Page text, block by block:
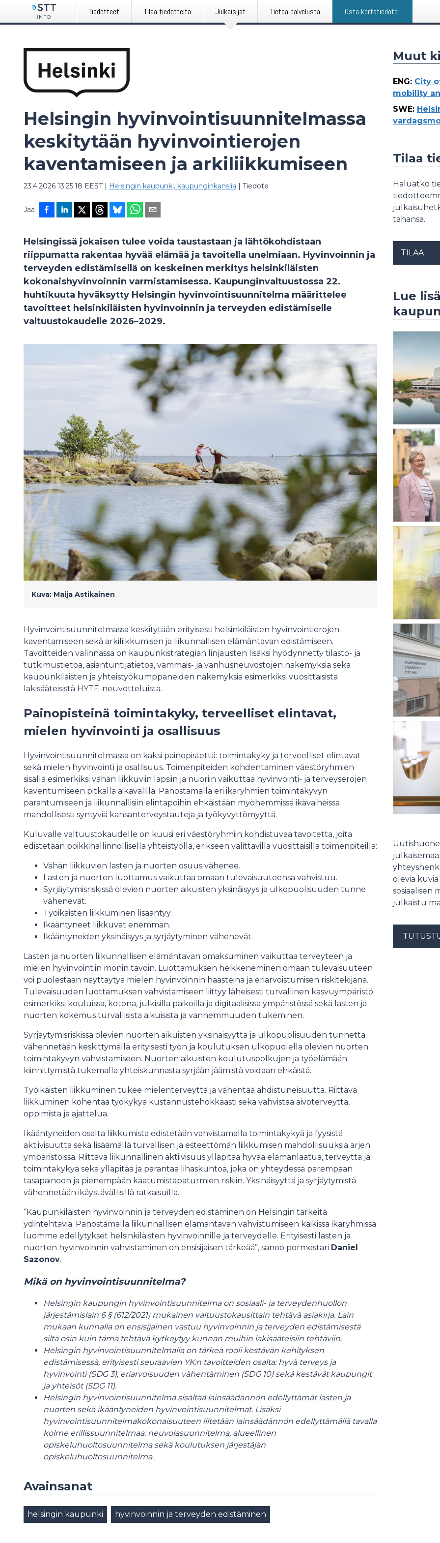
Tiedotteet Tilaa tiedotteita Julkaisijat Tietoa palvelusta Osta kertatiedote
Helsingin hyvinvointisuunnitelmassa
keskitytään hyvinvointierojen
kaventamiseen ja arkiliikkumiseen
23.4.2026 13:25:18 EEST| Helsingin kaupunki, kaupunginkanslia | Tiedote
Jaa
Helsingissä jokaisen tulee voida taustastaan ja lähtökohdistaan
riippumatta rakentaa hyvää elämää ja tavoitella unelmiaan. Hyvinvoinnin ja
terveyden edistämisellä on keskeinen merkitys helsinkiläisten
kokonaishyvinvoinnin varmistamisessa. Kaupunginvaltuustossa 22.
huhtikuuta hyväksytty Helsingin hyvinvointisuunnitelma määrittelee
tavoitteet helsinkiläisten hyvinvoinnin ja terveyden edistämiselle
valtuustokaudelle 2026–2029.
Kuva: Maija Astikainen
Hyvinvointisuunnitelmassa keskitytään erityisesti helsinkiläisten hyvinvointierojen
kaventamiseen sekä arkiliikkumisen ja liikunnallisen elämäntavan edistämiseen.
Tavoitteiden valinnassa on kaupunkistrategian linjausten lisäksi hyödynnetty tilasto- ja
tutkimustietoa, asiantuntijatietoa, vammais- ja vanhusneuvostojen näkemyksiä sekä
kaupunkilaisten ja yhteistyökumppaneiden näkemyksiä esimerkiksi vuosittaisista
lakisääteisistä HYTE-neuvotteluista.
Painopisteinä toimintakyky, terveelliset elintavat,
mielen hyvinvointi ja osallisuus
Hyvinvointisuunnitelmassa on kaksi painopistettä: toimintakyky ja terveelliset elintavat
sekä mielen hyvinvointi ja osallisuus. Toimenpiteiden kohdentaminen väestöryhmien
sisällä esimerkiksi vähän liikkuviin lapsiin ja nuoriin vaikuttaa hyvinvointi- ja terveyserojen
kaventumiseen pitkällä aikavälillä. Panostamalla eri ikäryhmien toimintakyvyn
parantumiseen ja liikunnallisiin elintapoihin ehkäistään myöhemmissä ikävaiheissa
mahdollisesti syntyviä kansanterveystauteja ja työkyvyttömyyttä.
Kuluvalle valtuustokaudelle on kuusi eri väestöryhmiin kohdistuvaa tavoitetta, joita
edistetään poikkihallinnollisella yhteistyöllä, erikseen valittavilla vuosittaisilla toimenpiteillä:
Vähän liikkuvien lasten ja nuorten osuus vähenee.
Lasten ja nuorten luottamus vaikuttaa omaan tulevaisuuteensa vahvistuu.
Syrjäytymisriskissä olevien nuorten aikuisten yksinäisyys ja ulkopuolisuuden tunne
vähenevät.
Työikäisten liikkuminen lisääntyy.
Ikääntyneet liikkuvat enemmän.
Ikääntyneiden yksinäisyys ja syrjäytyminen vähenevät.
Lasten ja nuorten liikunnallisen elämäntavan omaksuminen vaikuttaa terveyteen ja
mielen hyvinvointiin monin tavoin. Luottamuksen heikkeneminen omaan tulevaisuuteen
voi puolestaan näyttäytyä mielen hyvinvoinnin haasteina ja eriarvoistumisen riskitekijänä.
Tulevaisuuden luottamuksen vahvistamiseen liittyy läheisesti turvallinen kasvuympäristö
esimerkiksi kouluissa, kotona, julkisilla paikoilla ja digitaalisissa ympäristössä sekä lasten ja
nuorten kokemus turvallisista aikuisista ja vanhemmuuden tukeminen.
Syrjäytymisriskissä olevien nuorten aikuisten yksinäisyyttä ja ulkopuolisuuden tunnetta
vähennetään keskittymällä erityisesti työn ja koulutuksen ulkopuolella olevien nuorten
toimintakyvyn vahvistamiseen. Nuorten aikuisten koulutuspolkujen ja työelämään
kiinnittymistä tukemalla yhteiskunnasta syrjään jäämistä voidaan ehkäistä.
Työikäisten liikkuminen tukee mielenterveyttä ja vähentää ahdistuneisuutta. Riittävä
liikkuminen kohentaa työkykyä kustannustehokkaasti sekä vahvistaa aivoterveyttä,
oppimista ja ajattelua.
Ikääntyneiden osalta liikkumista edistetään vahvistamalla toimintakykyä ja fyysistä
aktiivisuutta sekä lisäämällä turvallisen ja esteettömän liikkumisen mahdollisuuksia arjen
ympäristöissä. Riittävä liikunnallinen aktiivisuus ylläpitää hyvää elämänlaatua, terveyttä ja
toimintakykyä sekä ylläpitää ja parantaa lihaskuntoa, joka on yhteydessä parempaan
tasapainoon ja pienempään kaatumistapaturmien riskiin. Yksinäisyyttä ja syrjäytymistä
vähennetään ikäystävällisillä ratkaisuilla.
“Kaupunkilaisten hyvinvoinnin ja terveyden edistäminen on Helsingin tärkeitä
ydintehtäviä. Panostamalla liikunnallisen elämäntavan vahvistumiseen kaikissa ikäryhmissä
luomme edellytykset helsinkiläisten hyvinvoinnille ja terveydelle. Erityisesti lasten ja
nuorten hyvinvoinnin vahvistaminen on ensisijaisen tärkeää”, sanoo pormestari Daniel
Sazonov.
Mikä on hyvinvointisuunnitelma?
Helsingin kaupungin hyvinvointisuunnitelma on sosiaali- ja terveydenhuollon
järjestämislain 6 § (612/2021) mukainen valtuustokausittain tehtävä asiakirja. Lain
mukaan kunnalla on ensisijainen vastuu hyvinvoinnin ja terveyden edistämisestä
siltä osin kuin tämä tehtävä kytkeytyy kunnan muihin lakisääteisiin tehtäviin.
Helsingin hyvinvointisuunnitelmalla on tärkeä rooli kestävän kehityksen
edistämisessä, erityisesti seuraavien YK:n tavoitteiden osalta: hyvä terveys ja
hyvinvointi (SDG 3), eriarvoisuuden vähentäminen (SDG 10) sekä kestävät kaupungit
ja yhteisöt (SDG 11).
Helsingin hyvinvointisuunnitelma sisältää lainsäädännön edellyttämät lasten ja
nuorten sekä ikääntyneiden hyvinvointisuunnitelmat. Lisäksi
hyvinvointisuunnitelmakokonaisuuteen liitetään lainsäädännön edellyttämällä tavalla
kolme erillissuunnitelmaa: neuvolasuunnitelma, alueellinen
opiskeluhuoltosuunnitelma sekä koulutuksen järjestäjän
opiskeluhuoltosuunnitelma.
Avainsanat
helsingin kaupunki hyvinvoinnin ja terveyden edistäminen
Muut
ENG: City
mobility
SWE:
Tilaa
Haluatko
tahansa.
TILAA
Lue
olevia
sosiaalisen
julkaistu